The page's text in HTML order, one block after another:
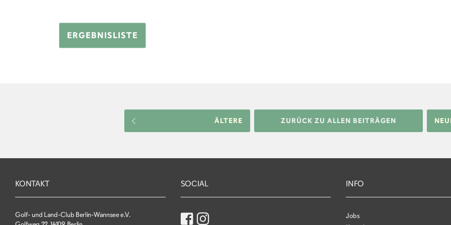
ERGEBNISLISTE
ÄLTERE ZURÜCK ZU ALLEN BEITRÄGEN
KONTAKT
Golf- und Land-Club Berlin-Wannsee e.V.
SOCIAL INFO
Jobs